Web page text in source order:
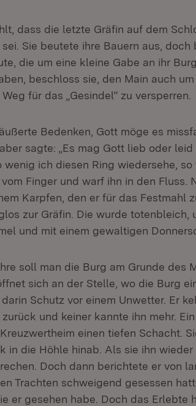
dass die letzte Gräfin auf dem
Sie beutete ihre Bauern aus,
die um eine kleine Gabe an ihr
beschloss sie, den Main auch
für das „Gesindel” zu versperren.
Bedenken, Gott möge es
sagte: „Es mag Gott lieb oder
wenig ich diesen Ring wiedersehe,
Finger und warf ihn in den Fluss.
Karpfen, den er für das Festmahl
zur Gräfin. Die wurde totenbleich,
und mit einem gewaltigen
soll man die Burg am Grunde des
sich an der Stelle, wo die Burg
Schutz vor einem Unwetter. Er
und keiner kannte ihn mehr.
einen tiefen Schacht.
in die Höhle hinab. Als sie ihn
Doch dann berichtete er von
Trachten schweigend gesessen
er gesehen habe. Doch das Erlebte